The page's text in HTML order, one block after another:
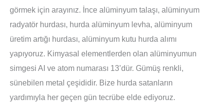
görmek için arayınız. İnce alüminyum talaşı, alüminyum
radyatör hurdası, hurda alüminyum levha, alüminyum
üretim artığı hurdası, alüminyum kutu hurda alımı
yapıyoruz. Kimyasal elementlerden olan alüminyumun
simgesi AI ve atom numarası 13’dür. Gümüş renkli,
sünebilen metal çeşididir. Bize hurda satanların
yardımıyla her geçen gün tecrübe elde ediyoruz.